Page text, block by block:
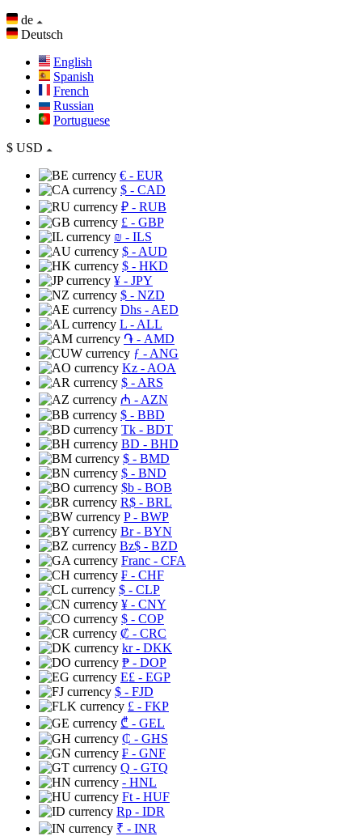
de
Deutsch
English
Spanish
French
Russian
Portuguese
$ USD
€ - EUR
$ - CAD
₽ - RUB
£ - GBP
₪ - ILS
$ - AUD
$ - HKD
¥ - JPY
$ - NZD
Dhs - AED
L - ALL
֏ - AMD
ƒ - ANG
Kz - AOA
$ - ARS
₼ - AZN
$ - BBD
Tk - BDT
BD - BHD
$ - BMD
$ - BND
$b - BOB
R$ - BRL
P- BWP
Br- BYN
Bz$ - BZD
Franc - CFA
₣ - CHF
$ - CLP
¥ - CNY
$ - COP
₡ - CRC
kr- DKK
₱ - DOP
E£ - EGP
$ - FJD
£ - FKP
₾ - GEL
₵ - GHS
₣ - GNF
Q - GTQ
- HNL
Ft - HUF
Rp - IDR
₹ - INR